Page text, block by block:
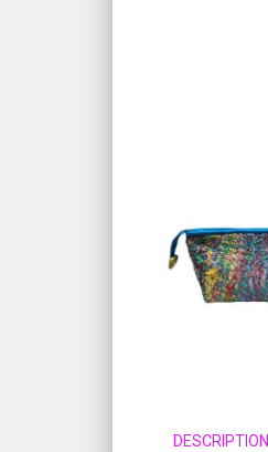
DESCRIPTION